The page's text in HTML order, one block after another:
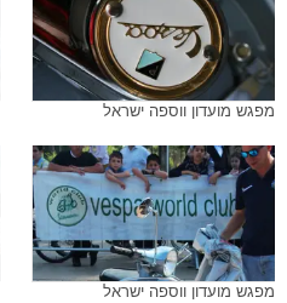
מפגש מועדון ווספה ישראל
מפגש מועדון ווספה ישראל